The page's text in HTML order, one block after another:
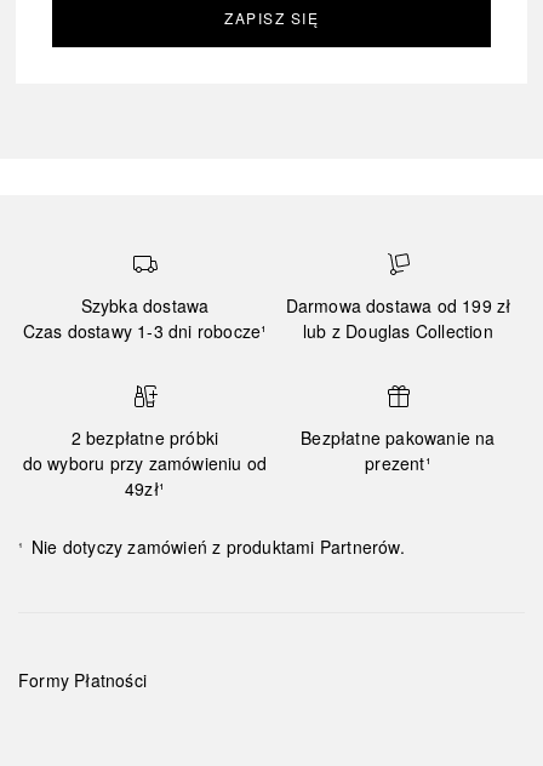
ZAPISZ SIĘ
Szybka dostawa
Czas dostawy 1-3 dni robocze¹
Darmowa dostawa od 199 zł
lub z Douglas Collection
2 bezpłatne próbki
do wyboru przy zamówieniu od
49zł¹
Bezpłatne pakowanie na
prezent¹
¹ Nie dotyczy zamówień z produktami Partnerów.
Formy Płatności